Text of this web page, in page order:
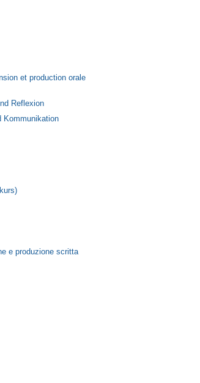
et production orale
Reflexion
Kommunikation
e produzione scritta